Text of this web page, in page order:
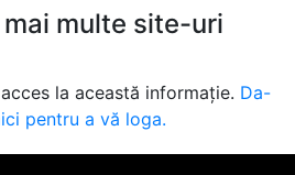
multe site-uri
la această informație. Da-
pentru a vă loga.